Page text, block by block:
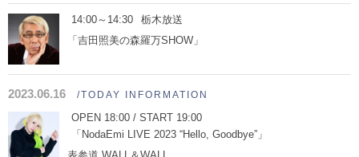
14:00～14:30
栃木放送
「吉田照美の森羅万SHOW」
2023.06.16 /TODAY INFORMATION
OPEN 18:00 / START 19:00
「NodaEmi LIVE 2023 “Hello, Goodbye”」